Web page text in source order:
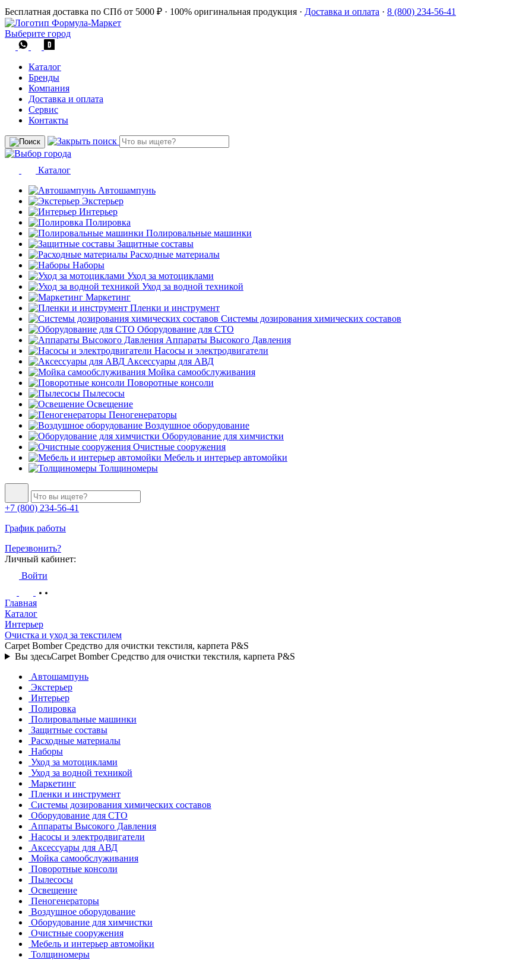
Бесплатная доставка по СПб от 5000 ₽ · 100% оригинальная продукция · Доставка и оплата · 8 (800) 234-56-41
Выберите город
Каталог
Бренды
Компания
Доставка и оплата
Сервис
Контакты
Каталог
Автошампунь
Экстерьер
Интерьер
Полировка
Полировальные машинки
Защитные составы
Расходные материалы
Наборы
Уход за мотоциклами
Уход за водной техникой
Маркетинг
Пленки и инструмент
Системы дозирования химических составов
Оборудование для СТО
Аппараты Высокого Давления
Насосы и электродвигатели
Аксессуары для АВД
Мойка самообслуживания
Поворотные консоли
Пылесосы
Освещение
Пеногенераторы
Воздушное оборудование
Оборудование для химчистки
Очистные сооружения
Мебель и интерьер автомойки
Толщиномеры
+7 (800) 234-56-41
График работы
Перезвонить?
Личный кабинет:
Войти
Главная
Каталог
Интерьер
Очистка и уход за текстилем
Carpet Bomber Средство для очистки текстиля, карпета P&S
Вы здесьCarpet Bomber Средство для очистки текстиля, карпета P&S
Автошампунь
Экстерьер
Интерьер
Полировка
Полировальные машинки
Защитные составы
Расходные материалы
Наборы
Уход за мотоциклами
Уход за водной техникой
Маркетинг
Пленки и инструмент
Системы дозирования химических составов
Оборудование для СТО
Аппараты Высокого Давления
Насосы и электродвигатели
Аксессуары для АВД
Мойка самообслуживания
Поворотные консоли
Пылесосы
Освещение
Пеногенераторы
Воздушное оборудование
Оборудование для химчистки
Очистные сооружения
Мебель и интерьер автомойки
Толщиномеры